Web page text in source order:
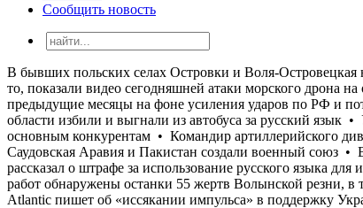
Сообщить новость
В бывших польских селах Островки и Воля-Островецкая на Волыни в результате эксгумационных работ обнаружены останки 55 жертв Волынской резни, в том числе 26 детей • ГУР, зачем-то, показали видео сегодняшней атаки морского дрона на отдыхающих на пляжах Ялты • The Atlantic пишет об «иссякании импульса» в поддержку Украины в США, который проявился в предыдущие месяцы на фоне усиления ударов по РФ и потепления в отношениях Зеленского и Трампа • "Ну и на***й оно надо защищать вас?" Мать украинского военного во Львовской области избили и выгнали из автобуса за русский язык • У Зеленского обострились отношения с Залужным • В случае президентских выборов Зеленский во втором туре проиграл бы всем основным конкурентам • Командир артиллерийского дивизиона одной из воинских частей, выполняющей боевые задачи на Харьковском направлении торговал тротилом • Турция, Саудовская Аравия и Пакистан создали военный союз • В Харькове тарифы на водоснабжение будут повышены в 3,5 раза • «Эту х@рню нужно заканчивать…»: Нардеп Гончаренко рассказал о штрафе за использование русского языка для известного украинского тренера • В бывших польских селах Островки и Воля-Островецкая на Волыни в результате эксгумационных работ обнаружены останки 55 жертв Волынской резни, в том числе 26 детей • ГУР, зачем-то, показали видео сегодняшней атаки морского дрона на отдыхающих на пляжах Ялты • The Atlantic пишет об «иссякании импульса» в поддержку Украины в США, который проявился в предыдущие месяцы на фоне усиления ударов по РФ и потепления в отношениях Зеленского и Трампа • "Ну и на***й оно надо защищать вас?" Мать украинского военного во Львовской области избили и выгнали из автобуса за русский язык • У Зеленского обострились отношения с Залужным • В случае президентских выборов Зеленский во втором туре проиграл бы всем основным конкурентам • Командир артиллерийского дивизиона одной из воинских частей, выполняющей боевые задачи на Харьковском направлении торговал тротилом • Турция, Саудовская Аравия и Пакистан создали военный союз • В Харькове тарифы на водоснабжение будут повышены в 3,5 раза • «Эту х@рню нужно заканчивать…»: Нардеп Гончаренко рассказал о штрафе за использование русского языка для известного украинского тренера • В бывших польских селах Островки и Воля-Островецкая на Волыни в результате эксгумационных работ обнаружены останки 55 жертв Волынской резни, в том числе 26 детей • ГУР, зачем-то, показали видео сегодняшней атаки морского дрона на отдыхающих на пляжах Ялты • The Atlantic пишет об «иссякании импульса» в поддержку Украины в США, который проявился в предыдущие месяцы на фоне усиления ударов по РФ и потепления в отношениях Зеленского и Трампа • "Ну и на***й оно надо защищать вас?" Мать украинского военного во Львовской области избили и выгнали из автобуса за русский язык • У Зеленского обострились отношения с Залужным • В случае президентских выборов Зеленский во втором туре проиграл бы